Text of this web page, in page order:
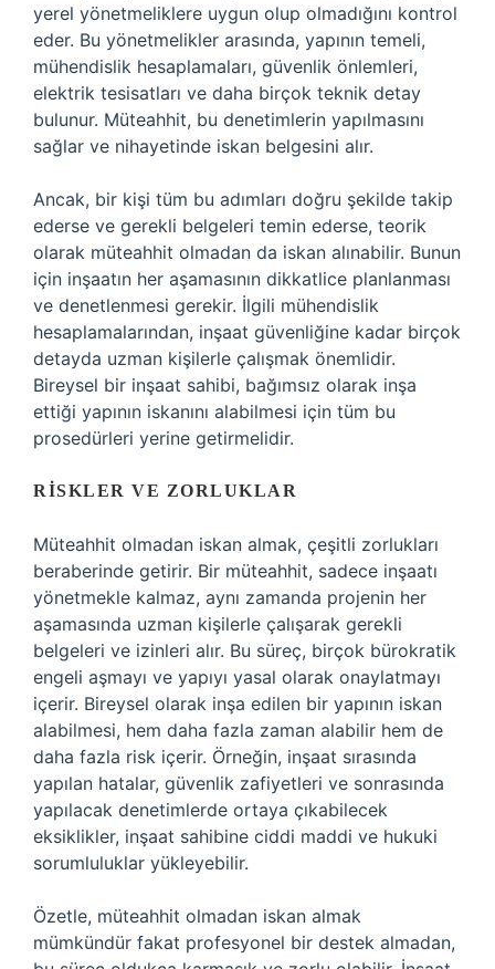
yerel yönetmeliklere uygun olup olmadığını kontrol
eder. Bu yönetmelikler arasında, yapının temeli,
mühendislik hesaplamaları, güvenlik önlemleri,
elektrik tesisatları ve daha birçok teknik detay
bulunur. Müteahhit, bu denetimlerin yapılmasını
sağlar ve nihayetinde iskan belgesini alır.
Ancak, bir kişi tüm bu adımları doğru şekilde takip
ederse ve gerekli belgeleri temin ederse, teorik
olarak müteahhit olmadan da iskan alınabilir. Bunun
için inşaatın her aşamasının dikkatlice planlanması
ve denetlenmesi gerekir. İlgili mühendislik
hesaplamalarından, inşaat güvenliğine kadar birçok
detayda uzman kişilerle çalışmak önemlidir.
Bireysel bir inşaat sahibi, bağımsız olarak inşa
ettiği yapının iskanını alabilmesi için tüm bu
prosedürleri yerine getirmelidir.
RISKLER VE ZORLUKLAR
Müteahhit olmadan iskan almak, çeşitli zorlukları
beraberinde getirir. Bir müteahhit, sadece inşaatı
yönetmekle kalmaz, aynı zamanda projenin her
aşamasında uzman kişilerle çalışarak gerekli
belgeleri ve izinleri alır. Bu süreç, birçok bürokratik
engeli aşmayı ve yapıyı yasal olarak onaylatmayı
içerir. Bireysel olarak inşa edilen bir yapının iskan
alabilmesi, hem daha fazla zaman alabilir hem de
daha fazla risk içerir. Örneğin, inşaat sırasında
yapılan hatalar, güvenlik zafiyetleri ve sonrasında
yapılacak denetimlerde ortaya çıkabilecek
eksiklikler, inşaat sahibine ciddi maddi ve hukuki
sorumluluklar yükleyebilir.
Özetle, müteahhit olmadan iskan almak
mümkündür fakat profesyonel bir destek almadan,